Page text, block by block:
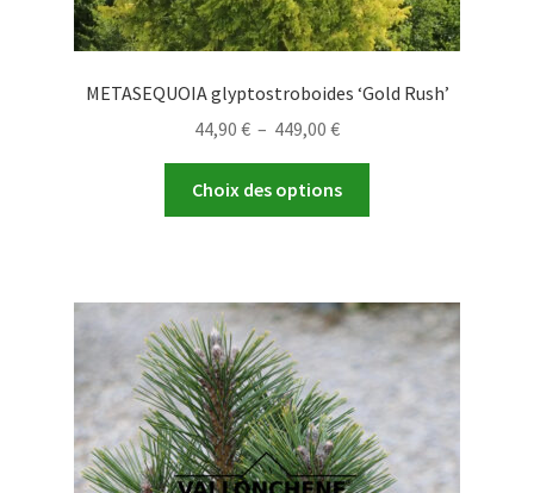
METASEQUOIA glyptostroboides ‘Gold Rush’
44,90 € – 449,00 €Plage
de
prix :
44,90 €
Choix des options
Les
options
choisies
sur